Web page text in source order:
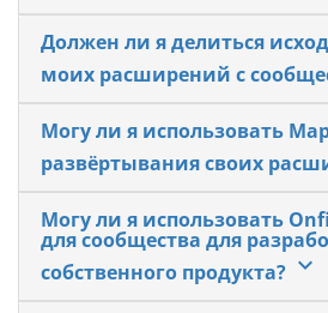
Должен ли я делиться
моих расширений с
Могу ли я использовать
развёртывания своих
Могу ли я использовать
для сообщества для
собственного продукта? keyboard_arrow_down